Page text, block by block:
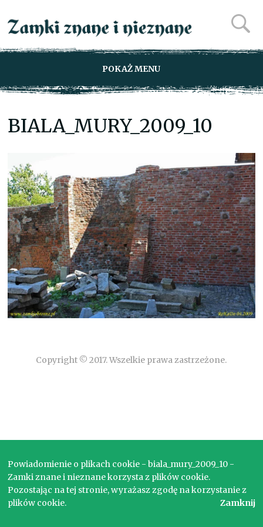
POKAŻ MENU
BIALA_MURY_2009_10
Copyright © 2017. Wszelkie prawa zastrzeżone.
Powiadomienie o plikach cookie - biala_mury_2009_10 -
Zamki znane i nieznane korzysta z plików cookie.
Pozostając na tej stronie, wyrażasz zgodę na korzystanie z
plików cookie.
Zamknij